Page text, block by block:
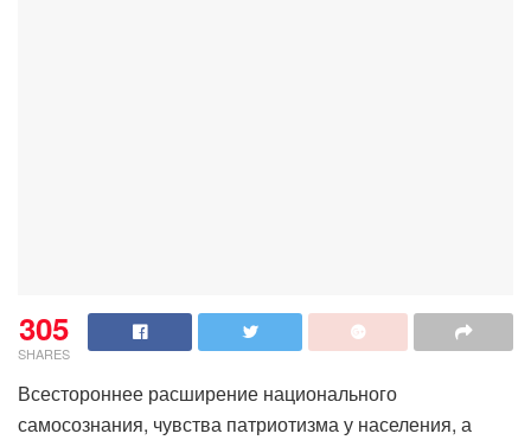
305
SHARES
Всестороннее расширение национального
самосознания, чувства патриотизма у населения, а